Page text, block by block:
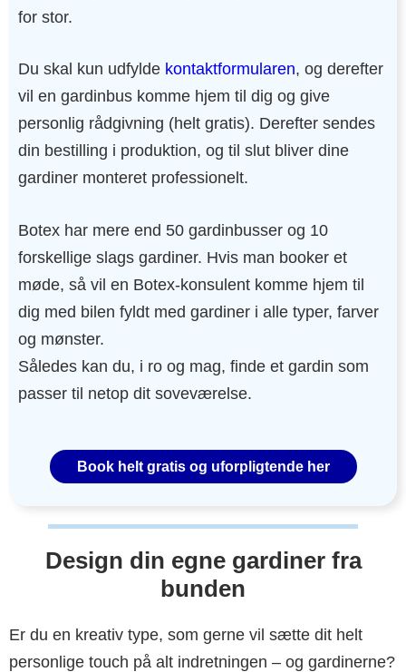
for stor.
Du skal kun udfylde kontaktformularen, og derefter
vil en gardinbus komme hjem til dig og give
personlig rådgivning (helt gratis). Derefter sendes
din bestilling i produktion, og til slut bliver dine
gardiner monteret professionelt.
Botex har mere end 50 gardinbusser og 10
forskellige slags gardiner. Hvis man booker et
møde, så vil en Botex-konsulent komme hjem til
dig med bilen fyldt med gardiner i alle typer, farver
og mønster.
Således kan du, i ro og mag, finde et gardin som
passer til netop dit soveværelse.
Book helt gratis og uforpligtende her
Design din egne gardiner fra
bunden
Er du en kreativ type, som gerne vil sætte dit helt
personlige touch på alt indretningen – og gardinerne?